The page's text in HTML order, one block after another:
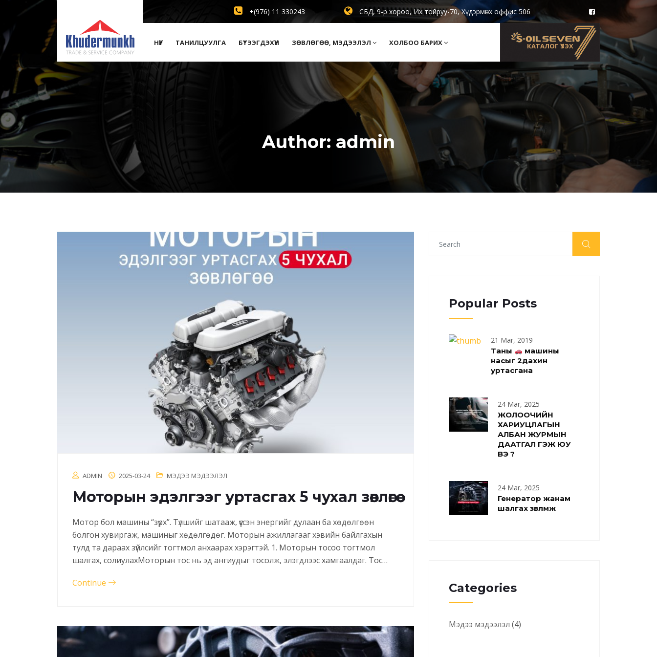
+(976) 11 330243 СБД, 9-р хороо, Их тойруу-70, Хүдэрмөнх оффис 506
НҮҮР ТАНИЛЦУУЛГА БҮТЭЭГДЭХҮҮН ЗӨВЛӨГӨӨ, МЭДЭЭЛЭЛ ХОЛБОО БАРИХ КАТАЛОГ ҮЗЭХ
Author: admin
ADMIN 2025-03-24 МЭДЭЭ МЭДЭЭЛЭЛ
Моторын эдэлгээг уртасгах 5 чухал зөвлөгөө
Мотор бол машины “зүрх”. Түлшийг шатааж, үүссэн энергийг дулаан ба хөдөлгөөн
болгон хувиргаж, машиныг хөдөлгөдөг. Моторын ажиллагааг хэвийн байлгахын
тулд та дараах зүйлсийг тогтмол анхаарах хэрэгтэй. 1. Моторын тосоо тогтмол
шалгах, солиулахМоторын тос нь эд ангиудыг тосолж, элэгдлээс хамгаалдаг. Тос…
Continue
Popular Posts
21 Mar, 2019
Таны
машины
насыг 2дахин
уртасгана
24 Mar, 2025
ЖОЛООЧИЙН
ХАРИУЦЛАГЫН
АЛБАН ЖУРМЫН
ДААТГАЛ ГЭЖ ЮУ
ВЭ ?
24 Mar, 2025
Генератор жанам
шалгах зөвлөмж
Categories
Мэдээ мэдээлэл (4)